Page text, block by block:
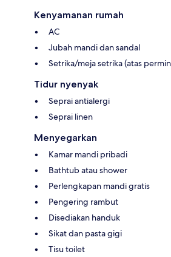
Kenyamanan rumah
AC
Jubah mandi dan sandal
Setrika/meja setrika (atas
Tidur nyenyak
Seprai antialergi
Seprai linen
Menyegarkan
Kamar mandi pribadi
Bathtub atau shower
Perlengkapan mandi gratis
Pengering rambut
Disediakan handuk
Sikat dan pasta gigi
Tisu toilet